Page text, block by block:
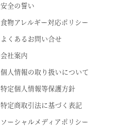
RESERVE京都東山
準相互利用施設
プリンス バケーション クラブ
安全の誓い
食物アレルギー対応ポリシー
よくあるお問い合せ
会社案内
個人情報の取り扱いについて
特定個人情報等保護方針
特定商取引法に基づく表記
ソーシャルメディアポリシー